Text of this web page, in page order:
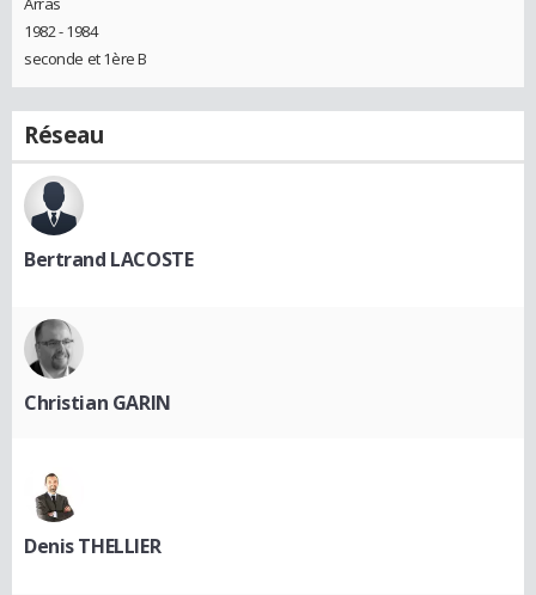
1982 - 1984
seconde et 1ère B
Réseau
Bertrand LACOSTE
Christian GARIN
Denis THELLIER